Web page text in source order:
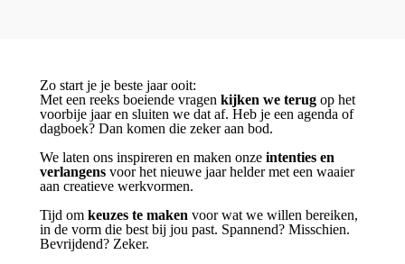
Zo start je je beste jaar ooit:
Met een reeks boeiende vragen kijken we terug op het
voorbije jaar en sluiten we dat af. Heb je een agenda of
dagboek? Dan komen die zeker aan bod.
We laten ons inspireren en maken onze intenties en
verlangens voor het nieuwe jaar helder met een waaier
aan creatieve werkvormen.
Tijd om keuzes te maken voor wat we willen bereiken,
in de vorm die best bij jou past. Spannend? Misschien.
Bevrijdend? Zeker.